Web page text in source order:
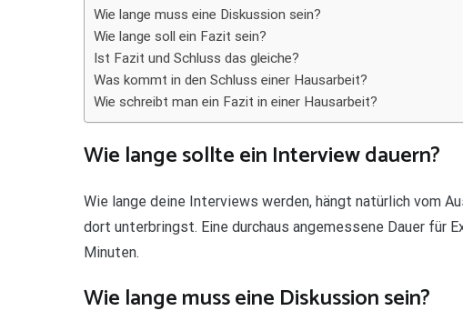
Wie lange muss eine Diskussion sein?
Wie lange soll ein Fazit sein?
Ist Fazit und Schluss das gleiche?
Was kommt in den Schluss einer Hausarbeit?
Wie schreibt man ein Fazit in einer Hausarbeit?
Wie lange sollte ein Interview dauern?
Wie lange deine Interviews werden, hängt natürlich vom
dort unterbringst. Eine durchaus angemessene Dauer für
Minuten.
Wie lange muss eine Diskussion sein?